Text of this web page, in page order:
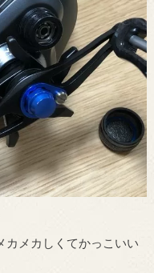
カメカしくてかっこいい